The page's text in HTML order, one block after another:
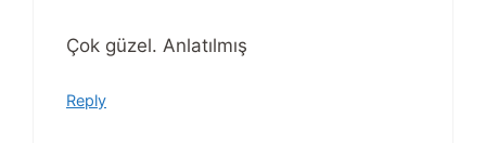
Çok güzel. Anlatılmış
Reply